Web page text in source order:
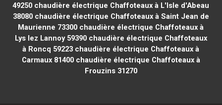
49250 chaudière électrique Chaffoteaux à L'Isle d'Abeau
38080chaudière électrique Chaffoteaux à Saint Jean de
Maurienne 73300 chaudière électrique Chaffoteaux à
Lys lez Lannoy 59390chaudière électrique Chaffoteaux
à Roncq 59223 chaudière électrique Chaffoteaux à
Carmaux 81400chaudière électrique Chaffoteaux à
Frouzins 31270